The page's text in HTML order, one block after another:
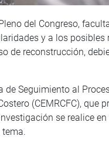
del Congreso,
y a los posibles
de reconstrucción,
Seguimiento al
(CEMRCFC), que
se realice